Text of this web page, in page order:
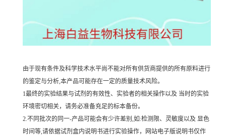
由于现有条件及科学技术水平尚不能对所有供货商提供的所有原料进行
的鉴定与分析,本产品可能存在一定的质量技术风险。
1最终的实验结果与试剂的有效性、实验者的相关操作以及 当时的实验
环境密切相关，请务必准备充足的标本备份。
2.不同批次的同一-产品可能会有少许差别,如:检测限、灵敏度以及 显色
时间等,请依据试剂盒内说明书进行实验操作，网站电子版说明书仅作